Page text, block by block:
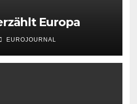
Europa
EUROJOURNAL